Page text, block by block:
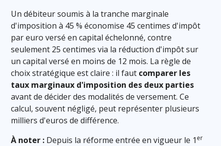
Un débiteur soumis à la tranche marginale
d'imposition à 45 % économise 45 centimes d'impôt
par euro versé en capital échelonné, contre
seulement 25 centimes via la réduction d'impôt sur
un capital versé en moins de 12 mois. La règle de
choix stratégique est claire : il faut comparer les
taux marginaux d'imposition des deux parties
avant de décider des modalités de versement. Ce
calcul, souvent négligé, peut représenter plusieurs
milliers d'euros de différence.
À noter : Depuis la réforme entrée en vigueur le 1 er